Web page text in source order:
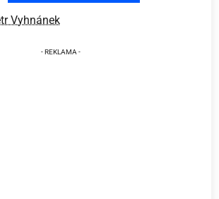
Vyhnánek